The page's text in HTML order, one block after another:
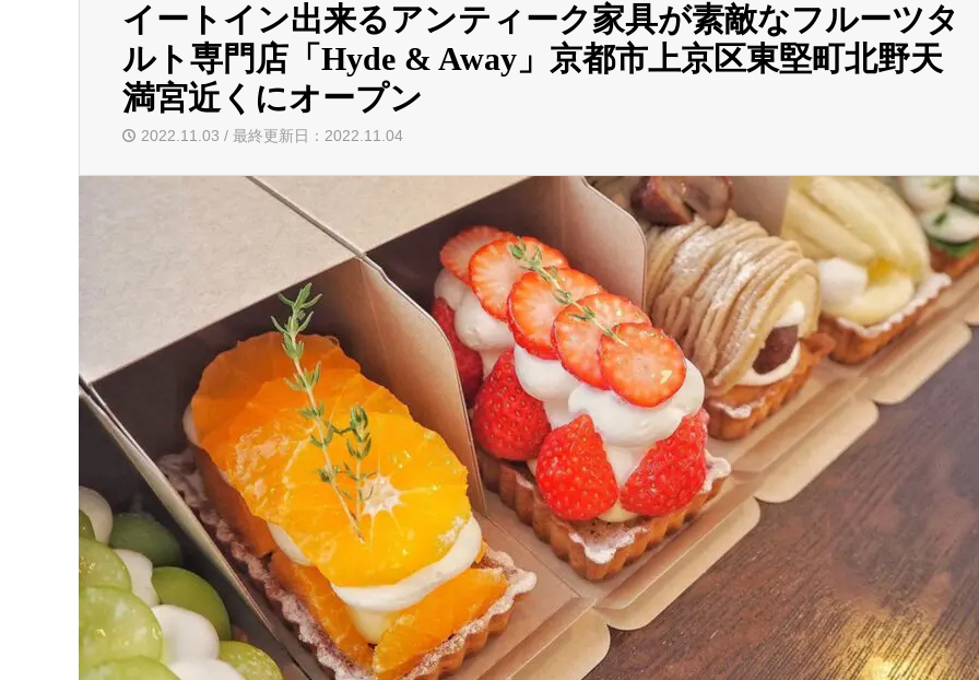
イートイン出来るアンティーク家具が素敵なフルーツタ
ルト専門店「Hyde & Away」京都市上京区東堅町北野天
満宮近くにオープン
2022.11.03 / 最終更新日：2022.11.04